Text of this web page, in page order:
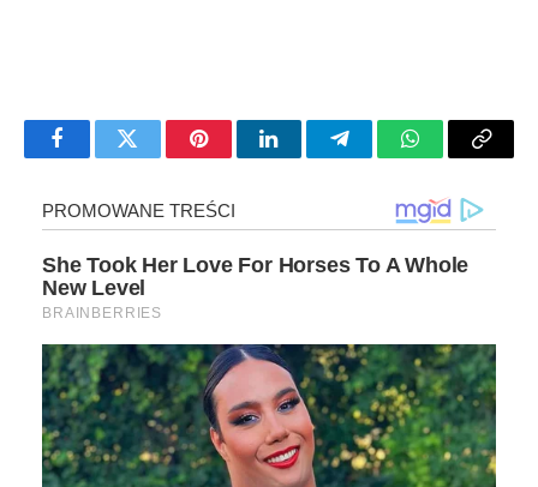
FacebookTwitter PinterestLinkedInTelegramWhatsApp
Copy